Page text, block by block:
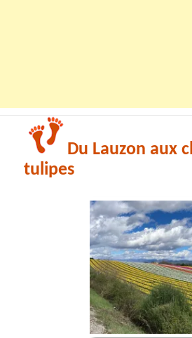
Du Lauzon aux
tulipes